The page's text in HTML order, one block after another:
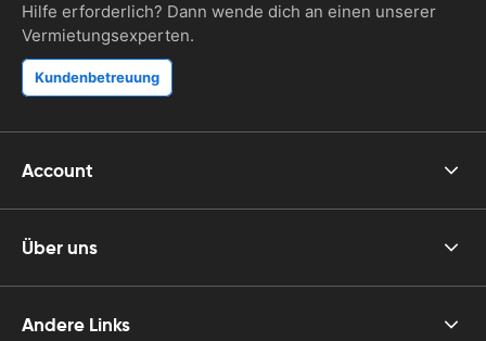
Hilfe erforderlich? Dann wende dich an einen unserer
Vermietungsexperten.
Kundenbetreuung
Account
Über uns
Andere Links